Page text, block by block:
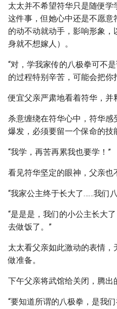
太太并不希望符华只是随便
这件事，但她心中还是不愿
的动不动就动手，影响形象
身就不想嫁人）。
“对，学我家传的八极拳可不
的过程特别辛苦，可能会把你
便宜父亲严肃地看着符华，并
杀意缠绕在符华心中，符华
爆发，必须要留一个保命的技
“我学，再苦再累我也要学！”
看见符华坚定的眼神，父亲也
“我家公主终于长大了……我们
“是是是，我们的小公主长大
去做饭了。”
太太看父亲如此激动的表情
做准备。
下午父亲将武馆给关闭，腾
“要知道所谓的八极拳，是我